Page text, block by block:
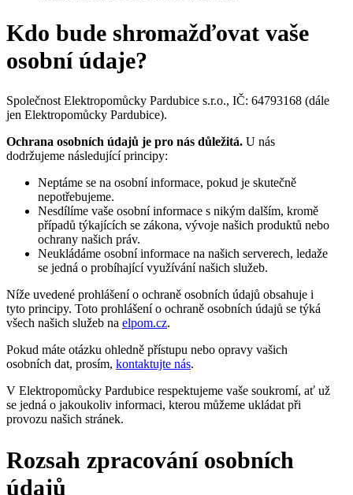
Kdo bude shromažďovat vaše
osobní údaje?
Společnost Elektropomůcky Pardubice s.r.o., IČ: 64793168 (dále
jen Elektropomůcky Pardubice).
Ochrana osobních údajů je pro nás důležitá. U nás
dodržujeme následující principy:
Neptáme se na osobní informace, pokud je skutečně
nepotřebujeme.
Nesdílíme vaše osobní informace s nikým dalším, kromě
případů týkajících se zákona, vývoje našich produktů nebo
ochrany našich práv.
Neukládáme osobní informace na našich serverech, ledaže
se jedná o probíhající využívání našich služeb.
Níže uvedené prohlášení o ochraně osobních údajů obsahuje i
tyto principy. Toto prohlášení o ochraně osobních údajů se týká
všech našich služeb na elpom.cz.
Pokud máte otázku ohledně přístupu nebo opravy vašich
osobních dat, prosím, kontaktujte nás.
V Elektropomůcky Pardubice respektujeme vaše soukromí, ať už
se jedná o jakoukoliv informaci, kterou můžeme ukládat při
provozu našich stránek.
Rozsah zpracování osobních
údajů